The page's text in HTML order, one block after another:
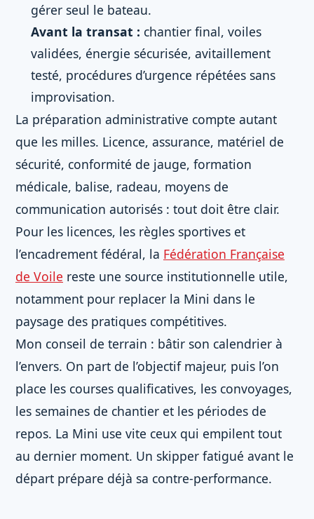
gérer seul le bateau.
Avant la transat : chantier final, voiles
validées, énergie sécurisée, avitaillement
testé, procédures d’urgence répétées sans
improvisation.
La préparation administrative compte autant
que les milles. Licence, assurance, matériel de
sécurité, conformité de jauge, formation
médicale, balise, radeau, moyens de
communication autorisés : tout doit être clair.
Pour les licences, les règles sportives et
l’encadrement fédéral, la Fédération Française
de Voile reste une source institutionnelle utile,
notamment pour replacer la Mini dans le
paysage des pratiques compétitives.
Mon conseil de terrain : bâtir son calendrier à
l’envers. On part de l’objectif majeur, puis l’on
place les courses qualificatives, les convoyages,
les semaines de chantier et les périodes de
repos. La Mini use vite ceux qui empilent tout
au dernier moment. Un skipper fatigué avant le
départ prépare déjà sa contre-performance.